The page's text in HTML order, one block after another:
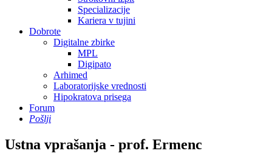
Specializacije
Kariera v tujini
Dobrote
Digitalne zbirke
MPL
Digipato
Arhimed
Laboratorijske vrednosti
Hipokratova prisega
Forum
Pošlji
Ustna vprašanja - prof. Ermenc